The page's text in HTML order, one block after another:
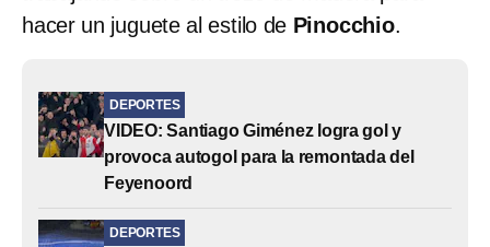
hacer un juguete al estilo de Pinocchio.
DEPORTES
VIDEO: Santiago Giménez logra gol y
provoca autogol para la remontada del
Feyenoord
DEPORTES